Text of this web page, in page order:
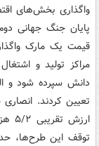
واگذاری بخش‌های
پایان جنگ جهانی
قیمت یک مارک
مراکز تولید و
دانش سپرده شود و
تعیین کردند.
توقف این طرح‌ها،